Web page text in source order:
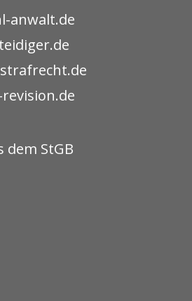
anwalt.de
StGB